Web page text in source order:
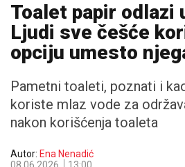
Toalet papir odlazi
Ljudi sve češće
opciju umesto
Pametni toaleti, poznati i
koriste mlaz vode za
nakon korišćenja toaleta
Autor: Ena Nenadić